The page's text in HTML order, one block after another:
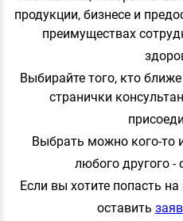
продукции, бизнесе и
преимуществах
Выбирайте того, кто
странички
Выбрать можно кого-то
любого другого -
Если вы хотите попасть
оставить